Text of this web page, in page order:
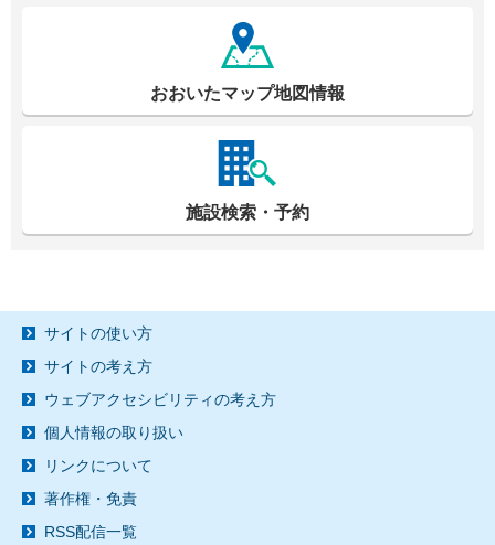
おおいたマップ地図情報
施設検索・予約
サイトの使い方
サイトの考え方
ウェブアクセシビリティの考え方
個人情報の取り扱い
リンクについて
著作権・免責
RSS配信一覧